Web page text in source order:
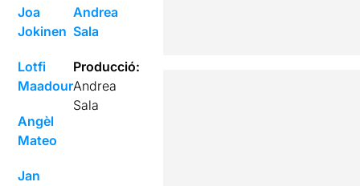
Joa
Jokinen
Lotfi
Maadour
Angèl
Mateo
Jan
Andrea
Sala
Producció:
Andrea
Sala